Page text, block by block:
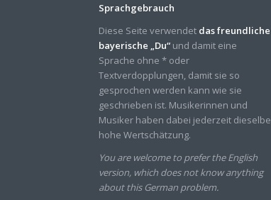
Sprachgebrauch
Diese Seite verwendet das freundliche
bayerische „Du“ und damit eine
Sprache ohne * oder
Textverdopplungen, damit sie so
gesprochen werden kann wie sie
geschrieben ist. Musikerinnen und
Musiker haben dabei jederzeit dieselbe
hohe Wertschätzung.
You are welcome to prefer the English
version, which does not know anything
about this German problem.